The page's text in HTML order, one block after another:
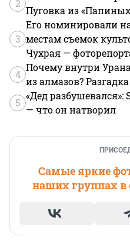
2
Пуговка из
3
Его номинировали
местам съемок
Чухрая —
4
Почему внутри
из алмазов?
5
«Дед
— что он натворил
Самые яркие
наших группах в